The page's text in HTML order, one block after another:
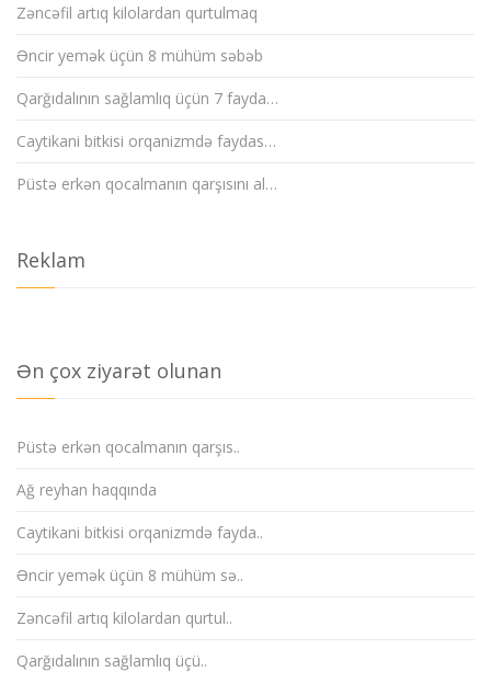
Zəncəfil artıq kilolardan qurtulmaq
Əncir yemək üçün 8 mühüm səbəb
Qarğıdalının sağlamlıq üçün 7 fayda…
Caytikani bitkisi orqanizmdə faydas…
Püstə erkən qocalmanın qarşısını al…
Reklam
Ən çox ziyarət olunan
Püstə erkən qocalmanın qarşıs..
Ağ reyhan haqqında
Caytikani bitkisi orqanizmdə fayda..
Əncir yemək üçün 8 mühüm sə..
Zəncəfil artıq kilolardan qurtul..
Qarğıdalının sağlamlıq üçü..